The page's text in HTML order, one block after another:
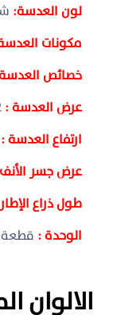
لون العدسة:
مكونات
خصائص
عرض العدسة :
ارتفاع العدسة :
عرض جسر
طول ذراع
الوحدة : قطعة
الالوان